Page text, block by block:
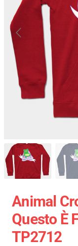
Animal
Questo È
TP2712